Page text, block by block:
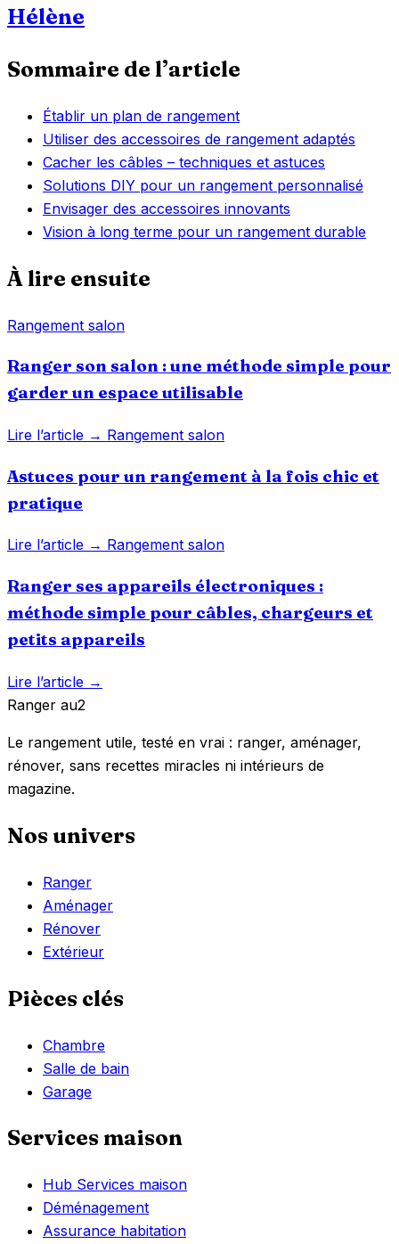
Hélène
Sommaire de l’article
Établir un plan de rangement
Utiliser des accessoires de rangement adaptés
Cacher les câbles – techniques et astuces
Solutions DIY pour un rangement personnalisé
Envisager des accessoires innovants
Vision à long terme pour un rangement durable
À lire ensuite
Rangement salon
Ranger son salon : une méthode simple pour
garder un espace utilisable
Lire l’article → Rangement salon
Astuces pour un rangement à la fois chic et
pratique
Lire l’article → Rangement salon
Ranger ses appareils électroniques :
méthode simple pour câbles, chargeurs et
petits appareils
Lire l’article →
Ranger au2
Le rangement utile, testé en vrai : ranger, aménager,
rénover, sans recettes miracles ni intérieurs de
magazine.
Nos univers
Ranger
Aménager
Rénover
Extérieur
Pièces clés
Chambre
Salle de bain
Garage
Services maison
Hub Services maison
Déménagement
Assurance habitation